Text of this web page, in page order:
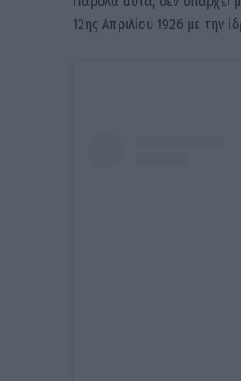
12ης Απριλίου 1926 με την